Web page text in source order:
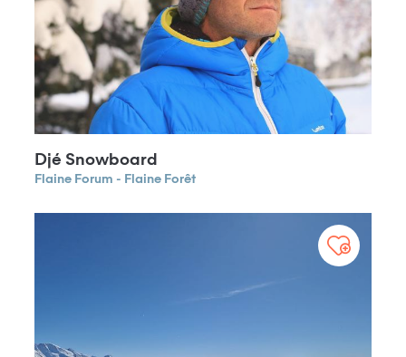
Djé Snowboard
Flaine Forum - Flaine Forêt